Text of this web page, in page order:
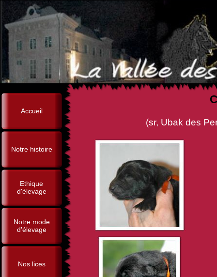
Accueil
Notre histoire
Ethique
d'élevage
Notre mode
d'élevage
Nos lices
(sr, Ubak des Perles